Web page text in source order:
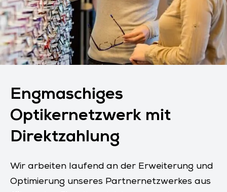
Engmaschiges
Optikernetzwerk mit
Direktzahlung
Wir arbeiten laufend an der Erweiterung und
Optimierung unseres Partnernetzwerkes aus